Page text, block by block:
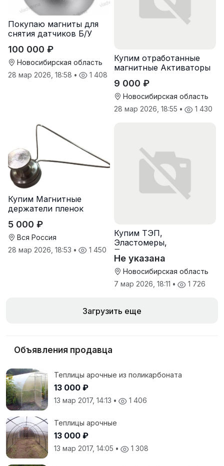
Покупаю магниты для
снятия датчиков Б/У
100 000 ₽
Новосибирская область
28 мар 2026, 18:58 • 1 408
Купим отработанные
магнитные Активаторы
9 000 ₽
Новосибирская область
28 мар 2026, 18:55 • 1 430
Купим Магнитные
держатели пленок
5 000 ₽
Вся Россия
28 мар 2026, 18:53 • 1 450
Купим ТЭП,
Эластомеры,
Полиуретаны
Не указана
Новосибирская область
7 мар 2026, 18:11 • 1 726
Загрузить еще
Объявления продавца
Теплицы арочные из поликарбоната
13 000 ₽
13 мар 2017, 14:13 • 1 406
Теплицы арочные
13 000 ₽
13 мар 2017, 14:05 • 1 308